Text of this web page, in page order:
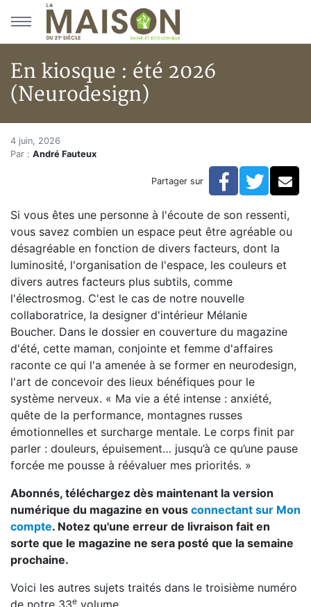
Aller au menu principal
Aller au contenu principal
En kiosque : été 2026
(Neurodesign)
Accueil
Articles
En kiosque : été 2026 (Neurodesign)
En kiosque : été 2026
4 juin, 2026
Par : André Fauteux
Partager sur Facebook
Si vous êtes une personne à l'écoute de son ressenti,
vous savez combien un espace peut être agréable ou
désagréable en fonction de divers facteurs, dont la
luminosité, l'organisation de l'espace, les couleurs et
divers autres facteurs plus subtils, comme
l'électrosmog. C'est le cas de notre nouvelle
collaboratrice, la designer d'intérieur Mélanie
Boucher. Dans le dossier en couverture du magazine
d'été, cette maman, conjointe et femme d'affaires
raconte ce qui l'a amenée à se former en neurodesign,
l'art de concevoir des lieux bénéfiques pour le
système nerveux. « Ma vie a été intense : anxiété,
quête de la performance, montagnes russes
émotionnelles et surcharge mentale. Le corps finit par
parler : douleurs, épuisement… jusqu’à ce qu’une pause
forcée me pousse à réévaluer mes priorités. »
Abonnés, téléchargez dès maintenant la version
numérique du magazine en vous connectant sur Mon
compte. Notez qu'une erreur de livraison fait en
sorte que le magazine ne sera posté que la semaine
prochaine.
Voici les autres sujets traités dans le troisième numéro
de notre 33e volume.